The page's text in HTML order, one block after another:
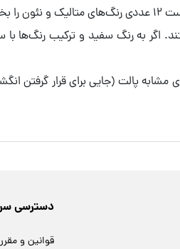
اگر به رنگ سفید و ترکیب رنگ‌ها با
مشابه پالت (جایی برای قرار
دسترسی
قوانین و